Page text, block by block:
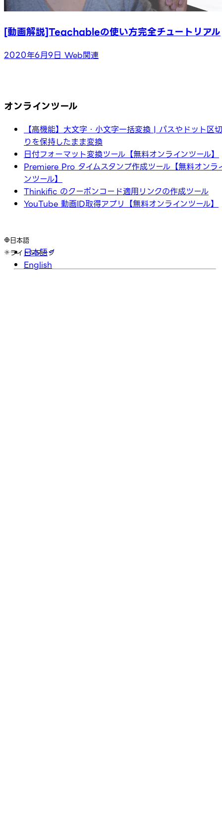
[動画解説]Teachableの使い方完全チュートリアル
2020年6月9日 Web関連
オンラインツール
【高機能】大文字・小文字一括変換 | パスやドット区切
りを保持したまま変換
日付フォーマット変換ツール【無料オンラインツール】
Premiere Pro タイムスタンプ作成ツール【無料オンラ
ンツール】
Thinkific のクーポンコード適用リンクの作成ツール
YouTube 動画ID取得アプリ【無料オンラインツール】
日本語
日本語
English
ライト ダーク